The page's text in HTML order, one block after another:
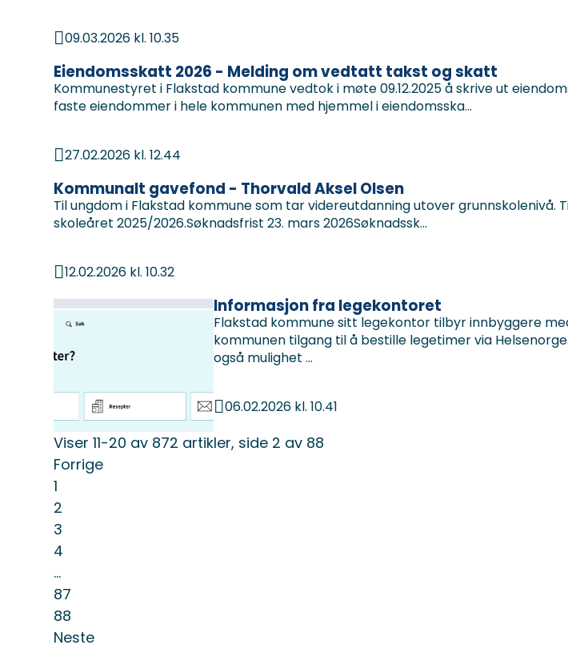
Publisert
09.03.2026 kl. 10.35
Eiendomsskatt 2026 - Melding om vedtatt takst og skatt
Kommunestyret i Flakstad kommune vedtok i møte 09.12.2025 å skrive ut
faste eiendommer i hele kommunen med hjemmel i eiendomsska...
Publisert
27.02.2026 kl. 12.44
Kommunalt gavefond - Thorvald Aksel Olsen
Til ungdom i Flakstad kommune som tar videreutdanning utover grunnskolenivå.
skoleåret 2025/2026.Søknadsfrist 23. mars 2026Søknadssk...
Publisert
12.02.2026 kl. 10.32
Informasjon fra legekontoret
Flakstad kommune sitt legekontor tilbyr innbyggere
kommunen tilgang til å bestille legetimer via
også mulighet ...
Publisert
06.02.2026 kl. 10.41
Viser11-20 av 872 artikler, side 2 av 88
Forrige
1
2
3
4
...
87
88
Neste